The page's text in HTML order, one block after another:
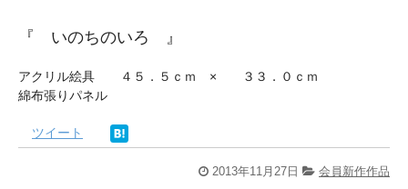
『 いのちのいろ 』
アクリル絵具 ４５．５ｃｍ × ３３．０ｃｍ
綿布張りパネル
ツイート
2013年11月27日 会員新作作品